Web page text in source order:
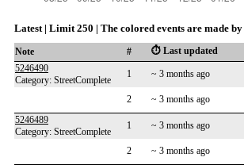
Latest | Limit 250 | The colored events are made by
Note # ⏱️ Last updated
5246490
Category: StreetComplete
1 ~ 3 months ago
2
~ 3 months ago
5246489
Category: StreetComplete
1 ~ 3 months ago
2
~ 3 months ago